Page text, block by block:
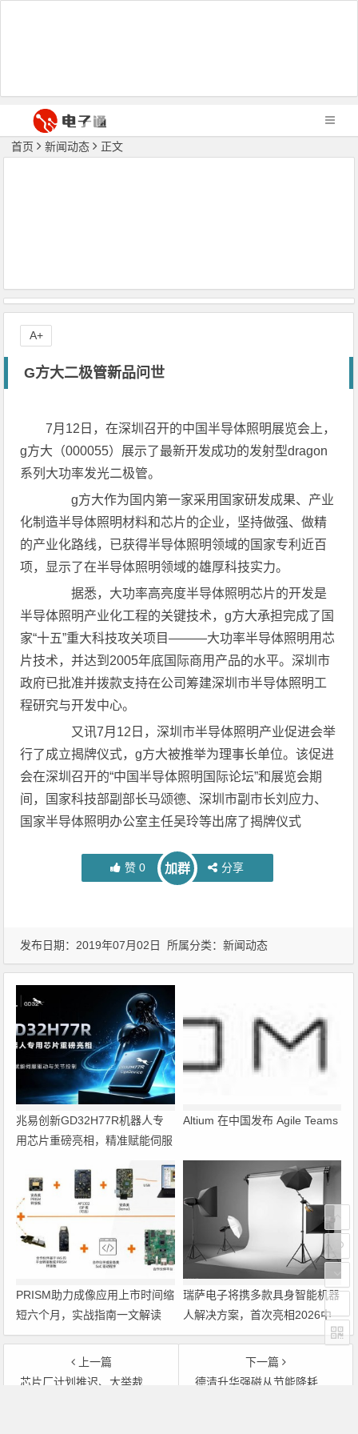
首页 新闻动态 正文
G方大二极管新品问世
7月12日，在深圳召开的中国半导体照明展览会上，
g方大（000055）展示了最新开发成功的发射型dragon
系列大功率发光二极管。
g方大作为国内第一家采用国家研发成果、产业
化制造半导体照明材料和芯片的企业，坚持做强、做精
的产业化路线，已获得半导体照明领域的国家专利近百
项，显示了在半导体照明领域的雄厚科技实力。
据悉，大功率高亮度半导体照明芯片的开发是
半导体照明产业化工程的关键技术，g方大承担完成了国
家“十五”重大科技攻关项目———大功率半导体照明用芯
片技术，并达到2005年底国际商用产品的水平。深圳市
政府已批准并拨款支持在公司筹建深圳市半导体照明工
程研究与开发中心。
又讯7月12日，深圳市半导体照明产业促进会举
行了成立揭牌仪式，g方大被推举为理事长单位。该促进
会在深圳召开的“中国半导体照明国际论坛”和展览会期
间，国家科技部副部长马颂德、深圳市副市长刘应力、
国家半导体照明办公室主任吴玲等出席了揭牌仪式
赞 0 加群 分享
A+
发布日期：2019年07月02日 所属分类：新闻动态
兆易创新GD32H77R机器人专
用芯片重磅亮相，精准赋能伺服
Altium 在中国发布 Agile Teams
PRISM助力成像应用上市时间缩
短六个月，实战指南一文解读
瑞萨电子将携多款具身智能机器
人解决方案，首次亮相2026中
国具身智能机器人产业大会
上一篇
芯片厂计划推迟、大举裁员英特尔重组殃及池鱼
下一篇
德清升华强磁从节能降耗里“抠”效益